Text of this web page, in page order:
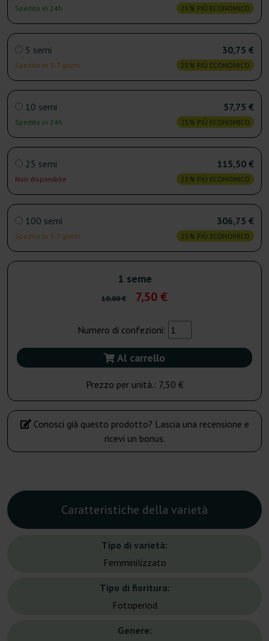
Spedito in 24h 25% PIÙ ECONOMICO
5 semi
Spedito in 3-7 giorni
30,75 €
25% PIÙ ECONOMICO
10 semi
Spedito in 24h
57,75 €
25% PIÙ ECONOMICO
25 semi
Non disponibile
115,50 €
25% PIÙ ECONOMICO
100 semi
Spedito in 3-7 giorni
306,75 €
25% PIÙ ECONOMICO
1 seme
10,00 € 7,50 €
Numero di confezioni:
Al carrello
Prezzo per unità.: 7,50 €
Conosci già questo prodotto? Lascia una recensione e
ricevi un bonus.
Caratteristiche della varietà
Tipo di varietà:
Femminilizzato
Tipo di fioritura:
Fotoperiod
Genere: